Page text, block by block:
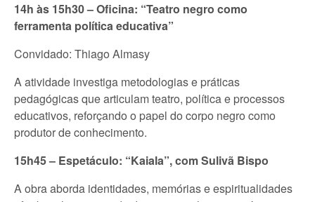
14h às 15h30 – Oficina: “Teatro negro como
ferramenta política educativa”
Convidado: Thiago Almasy
A atividade investiga metodologias e práticas
pedagógicas que articulam teatro, política e processos
educativos, reforçando o papel do corpo negro como
produtor de conhecimento.
15h45 – Espetáculo: “Kaiala”, com Sulivã Bispo
A obra aborda identidades, memórias e espiritualidades